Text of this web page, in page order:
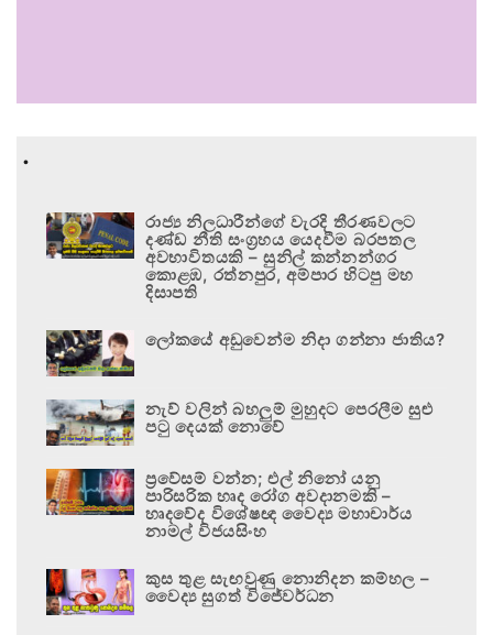
.
රාජ්‍ය නිලධාරීන්ගේ වැරදි තීරණවලට
දණ්ඩ නීති සංග්‍රහය යෙදවීම බරපතල
අවභාවිතයකි – සුනිල් කන්නන්ගර
කොළඹ, රත්නපුර, අම්පාර හිටපු මහ
දිසාපති
ලෝකයේ අඩුවෙන්ම නිදා ගන්නා ජාතිය?
නැව් වලින් බහලුම් මුහුදට පෙරලීම සුළු
පටු දෙයක් නොවේ
ප්‍රවේසම් වන්න; එල් නිනෝ යනු
පාරිසරික හෘද රෝග අවදානමකි –
හෘදවේද විශේෂඥ වෛද්‍ය මහාචාර්ය
නාමල් විජයසිංහ
කුස තුළ සැඟවුණු නොනිදන කම්හල –
වෛද්‍ය සුගත් විජේවර්ධන